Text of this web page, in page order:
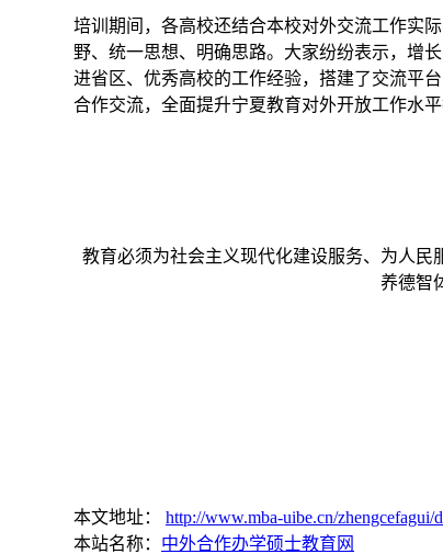
培训期间，各高校还结合本校对外交流工作实
野、统一思想、明确思路。大家纷纷表示，增
进省区、优秀高校的工作经验，搭建了交流平
合作交流，全面提升宁夏教育对外开放工作水平
教育必须为社会主义现代化建设服务、为人
养德智
本文地址： http://www.mba-uibe.cn/zhengcefagui/
本站名称： 中外合作办学硕士教育网